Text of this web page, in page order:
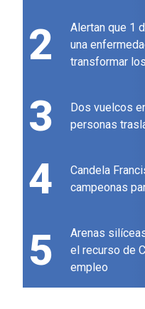
2
Alertan que 1
una
transformar
3
Dos vuelcos
personas
4
Candela
campeonas
5
Arenas
el recurso de
empleo